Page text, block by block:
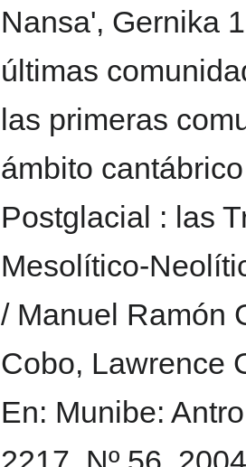
Nansa', Gernika
últimas
las primeras
ámbito
Postglacial : las
Mesolítico-
/ Manuel Ramón
Cobo, Lawrence
En: Munibe: